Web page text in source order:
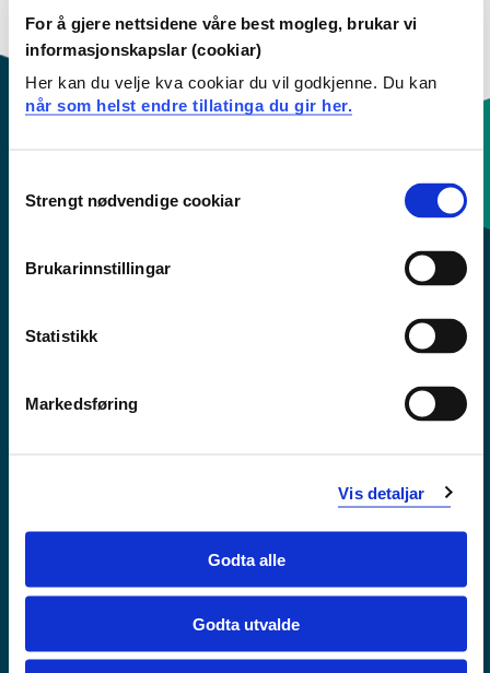
For å gjere nettsidene våre best mogleg, brukar vi
informasjonskapslar (cookiar)
Her kan du velje kva cookiar du vil godkjenne. Du kan
når som helst endre tillatinga du gir her.
Selection
Strengt nødvendige cookiar
Brukarinnstillingar
Statistikk
Markedsføring
Vis detaljar
Godta alle
Godta utvalde
engelsk emneplan ved å klikke på «English».